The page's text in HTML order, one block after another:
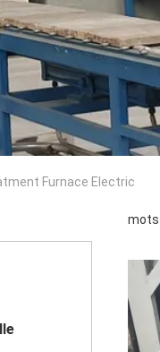
Furnace Electric
mots